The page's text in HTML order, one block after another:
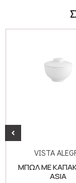
VISTA
ΜΠΩΛ ΜΕ
ASIA